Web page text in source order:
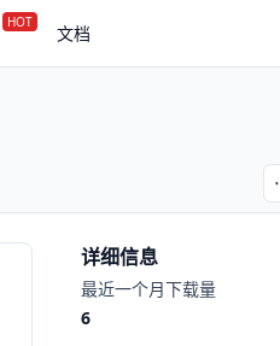
HOT 文档
详细信息
最近一个月下载量
6